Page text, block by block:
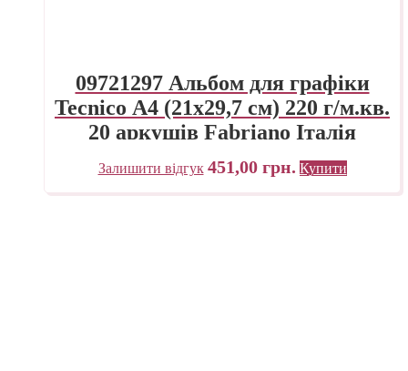
09721297 Альбом для графіки
Tecnico А4 (21х29,7 см) 220 г/м.кв.
20 аркушів Fabriano Італія
Залишити відгук 451,00 грн. Купити